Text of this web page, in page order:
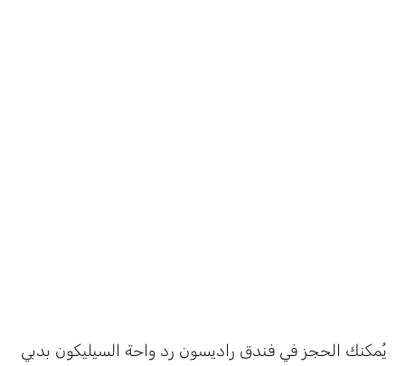
يُمكنك الحجز في فندق راديسون رد واحة السيليكون بدبي